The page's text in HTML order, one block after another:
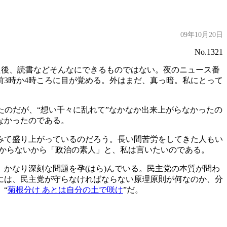
09年10月20日
No.1321
、読書などそんなにできるものではない。夜のニュース番
時か4時ころに目が覚める。外はまだ、真っ暗。私にとって
だが、“想い千々に乱れて”なかなか出来上がらなかったの
ったのである。
盛り上がっているのだろう。長い間苦労をしてきた人もい
らないから「政治の素人」と、私は言いたいのである。
なり深刻な問題を孕(はら)んでいる。民主党の本質が問わ
、民主党が守らなければならない原理原則が何なのか、分
“菊根分け あとは自分の土で咲け”だ。